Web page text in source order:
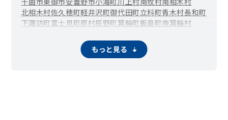
北相木村佐久穂町軽井沢町御代田町立科町青木村長和町
下諏訪町富士見町原村辰野町箕輪町飯島町南箕輪村
天龍村泰阜村喬木村豊丘村
王滝村大桑村木曽町 麻績村
もっと見る